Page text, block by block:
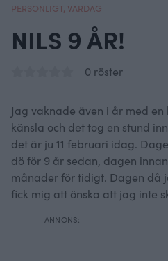
PERSONLIGT, VARDAG
NILS 9 ÅR!
0 röster
Jag vaknade även i år med
känsla och det tog en stund
det är ju 11 februari idag.
dö för 9 år sedan, dagen
månader för tidigt. Dagen då
fick mig att önska att jag inte